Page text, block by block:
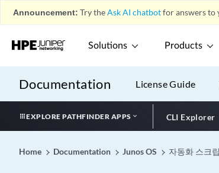
Announcement: Try theAsk AI chatbotfor answers to
Solutions Products
Documentation License Guide
EXPLORE PATHFINDER APPS CLI Explorer
Home Documentation Junos OS 자동화 스크